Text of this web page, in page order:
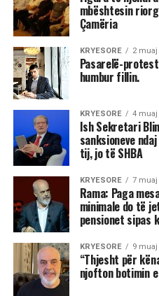
mbështesin
Çamëria
KRYESORE 2
Pasarelë-
humbur fillin.
KRYESORE 4 muaj
Ish Sekretari
sanksioneve
tij, jo të SHBA
KRYESORE 7 muaj
Rama: Paga
minimale do të
pensionet sipas
KRYESORE 9
“Thjesht për
njofton botimin